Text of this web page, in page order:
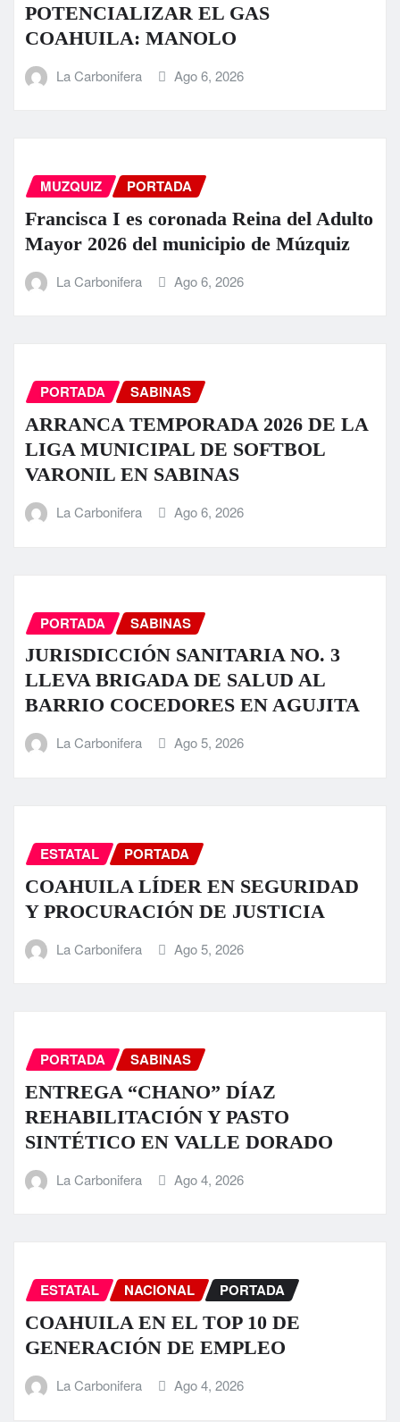
POTENCIALIZAR EL GAS
COAHUILA: MANOLO
La Carbonifera Ago 6, 2026
MUZQUIZ PORTADA
Francisca I es coronada Reina del Adulto
Mayor 2026 del municipio de Múzquiz
La Carbonifera Ago 6, 2026
PORTADA SABINAS
ARRANCA TEMPORADA 2026 DE LA
LIGA MUNICIPAL DE SOFTBOL
VARONIL EN SABINAS
La Carbonifera Ago 6, 2026
PORTADA SABINAS
JURISDICCIÓN SANITARIA NO. 3
LLEVA BRIGADA DE SALUD AL
BARRIO COCEDORES EN AGUJITA
La Carbonifera Ago 5, 2026
ESTATAL PORTADA
COAHUILA LÍDER EN SEGURIDAD
Y PROCURACIÓN DE JUSTICIA
La Carbonifera Ago 5, 2026
PORTADA SABINAS
ENTREGA “CHANO” DÍAZ
REHABILITACIÓN Y PASTO
SINTÉTICO EN VALLE DORADO
La Carbonifera Ago 4, 2026
ESTATAL NACIONAL PORTADA
COAHUILA EN EL TOP 10 DE
GENERACIÓN DE EMPLEO
La Carbonifera Ago 4, 2026